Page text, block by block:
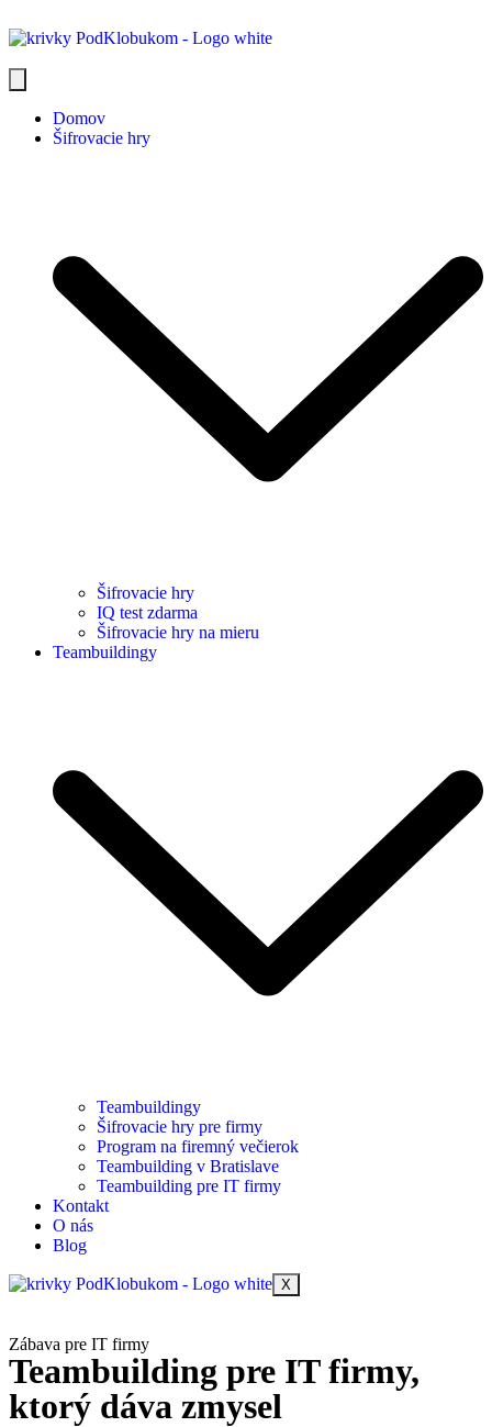
Domov
Šifrovacie hry
Šifrovacie hry
IQ test zdarma
Šifrovacie hry na mieru
Teambuildingy
Teambuildingy
Šifrovacie hry pre firmy
Program na firemný večierok
Teambuilding v Bratislave
Teambuilding pre IT firmy
Kontakt
O nás
Blog
X
Zábava pre IT firmy
Teambuilding pre IT firmy,
ktorý dáva zmysel